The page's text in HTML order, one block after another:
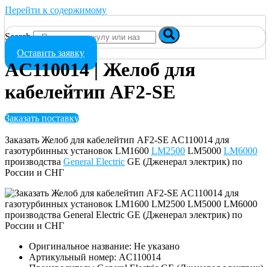
Перейти к содержимому
Search
Оставить заявку
AC110014 | Желоб для
кабелейтип AF2-SE
Заказать поставку
Заказать Желоб для кабелейтип AF2-SE AC110014 для
газотурбинных установок LM1600 LM2500 LM5000 LM6000
производства General Electric GE (Дженерал электрик) по
России и СНГ
Оригинальное название: Не указано
Артикульный номер: AC110014